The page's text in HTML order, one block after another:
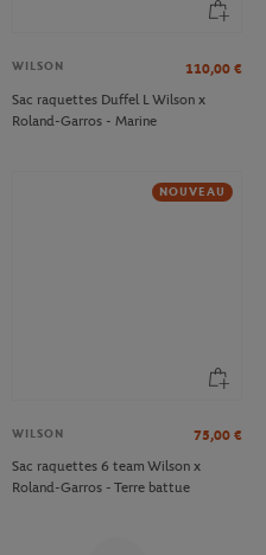
WILSON 110,00 €
Sac raquettes Duffel L Wilson x
Roland-Garros - Marine
NOUVEAU
WILSON 75,00 €
Sac raquettes 6 team Wilson x
Roland-Garros - Terre battue